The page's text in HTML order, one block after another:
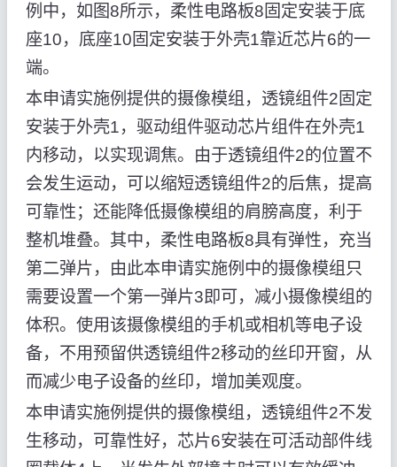
例中，如图8所示，柔性电路板8固定安装于底
座10，底座10固定安装于外壳1靠近芯片6的一
端。
本申请实施例提供的摄像模组，透镜组件2固定
安装于外壳1，驱动组件驱动芯片组件在外壳1
内移动，以实现调焦。由于透镜组件2的位置不
会发生运动，可以缩短透镜组件2的后焦，提高
可靠性；还能降低摄像模组的肩膀高度，利于
整机堆叠。其中，柔性电路板8具有弹性，充当
第二弹片，由此本申请实施例中的摄像模组只
需要设置一个第一弹片3即可，减小摄像模组的
体积。使用该摄像模组的手机或相机等电子设
备，不用预留供透镜组件2移动的丝印开窗，从
而减少电子设备的丝印，增加美观度。
本申请实施例提供的摄像模组，透镜组件2不发
生移动，可靠性好，芯片6安装在可活动部件线